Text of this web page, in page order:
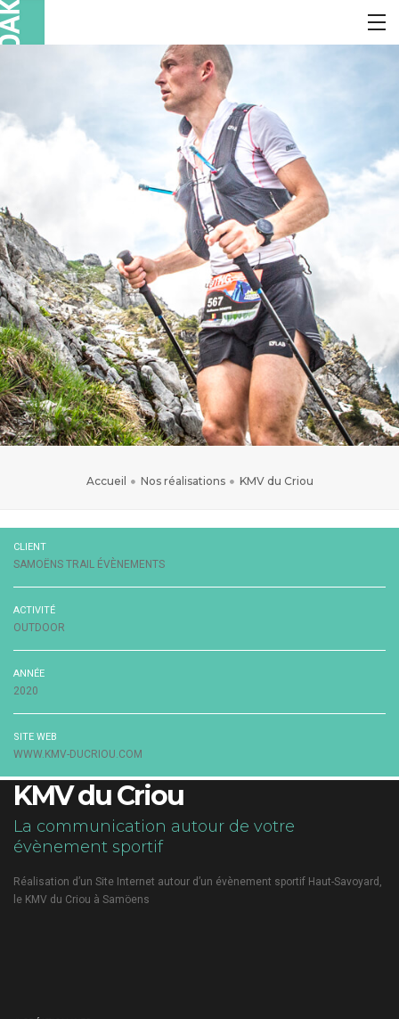
Accueil Nos réalisations KMV du Criou
CLIENT
SAMOËNS TRAIL ÉVÈNEMENTS
ACTIVITÉ
OUTDOOR
ANNÉE
2020
SITE WEB
WWW.KMV-DUCRIOU.COM
KMV du Criou
La communication autour de votre
évènement sportif
Réalisation d’un Site Internet autour d’un évènement sportif Haut-Savoyard,
le KMV du Criou à Samöens